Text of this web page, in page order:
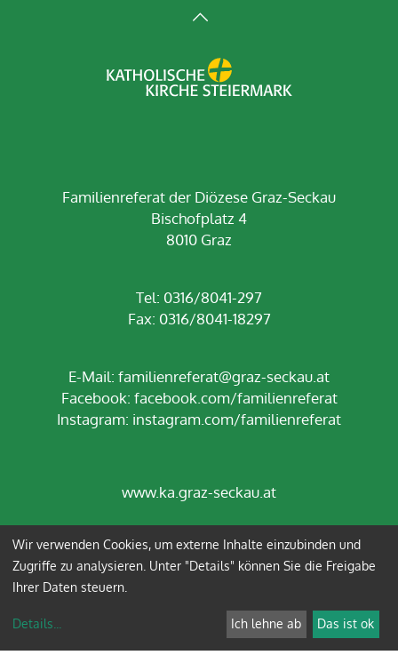
Familienreferat der Diözese Graz-Seckau
Bischofplatz 4
8010 Graz
Tel: 0316/8041-297
Fax: 0316/8041-18297
E-Mail: familienreferat@graz-seckau.at
Facebook: facebook.com/familienreferat
Instagram: instagram.com/familienreferat
www.ka.graz-seckau.at
Impressum Datenschutz
Wir verwenden Cookies, um externe Inhalte einzubinden und
Zugriffe zu analysieren. Unter "Details" können Sie die Freigabe
Ihrer Daten steuern.
Details... Ich lehne ab Das ist ok